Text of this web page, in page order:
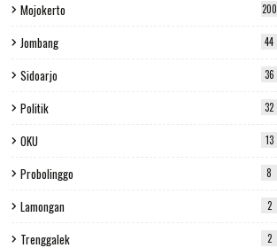
Mojokerto 200
Jombang 44
Sidoarjo 36
Politik 32
OKU 13
Probolinggo 8
Lamongan 2
Trenggalek 2